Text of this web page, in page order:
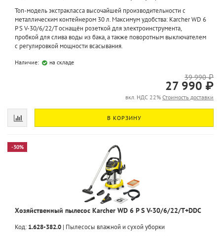
Топ-модель экстракласса высочайшей производительности с
металлическим контейнером 30 л. Максимум удобства: Karcher WD 6
P S V-30/6/22/T оснащён розеткой для электроинструмента,
пробкой для слива воды из бака, а также поворотным выключателем
с регулировкой мощности всасывания.
Наличие: на складе
39 990 ₽
27 990 ₽
вкл. НДС 22% Стоимость доставки
В КОРЗИНУ
-30%
Хозяйственный пылесос Karcher WD 6 P S V-30/6/22/T+DDC
Код: 1.628-382.0 | Пылесосы влажной и сухой уборки